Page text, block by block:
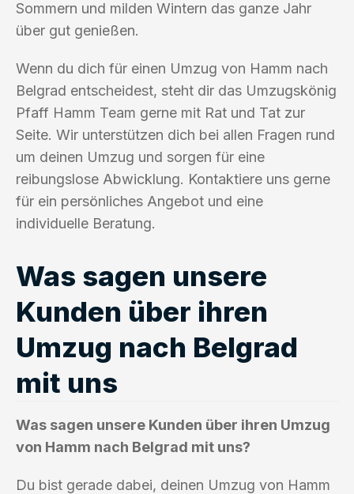
Sommern und milden Wintern das ganze Jahr
über gut genießen.
Wenn du dich für einen Umzug von Hamm nach
Belgrad entscheidest, steht dir das Umzugskönig
Pfaff Hamm Team gerne mit Rat und Tat zur
Seite. Wir unterstützen dich bei allen Fragen rund
um deinen Umzug und sorgen für eine
reibungslose Abwicklung. Kontaktiere uns gerne
für ein persönliches Angebot und eine
individuelle Beratung.
Was sagen unsere
Kunden über ihren
Umzug nach Belgrad
mit uns
Was sagen unsere Kunden über ihren Umzug
von Hamm nach Belgrad mit uns?
Du bist gerade dabei, deinen Umzug von Hamm